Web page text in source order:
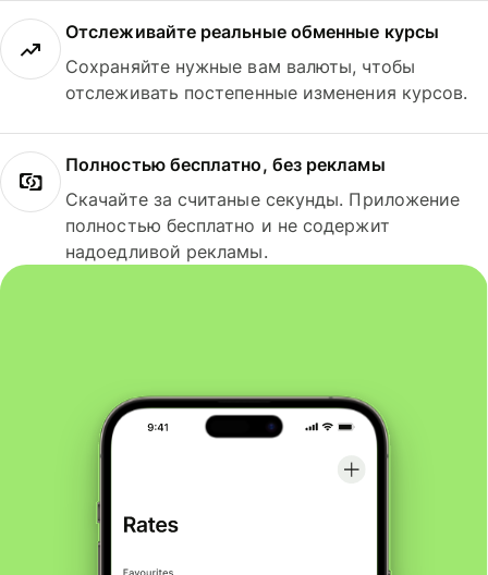
Отслеживайте реальные обменные курсы
Сохраняйте нужные вам валюты, чтобы
отслеживать постепенные изменения курсов.
Полностью бесплатно, без рекламы
Скачайте за считаные секунды. Приложение
полностью бесплатно и не содержит
надоедливой рекламы.